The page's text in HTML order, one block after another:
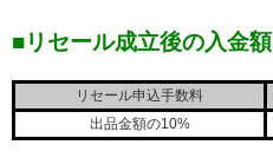
■リセール成立後の入金額
リセール申込手数料
出品金額の10%